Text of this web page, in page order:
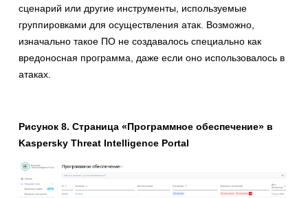
сценарий или другие инструменты, используемые
группировками для осуществления атак. Возможно,
изначально такое ПО не создавалось специально как
вредоносная программа, даже если оно использовалось в
атаках.
Рисунок 8. Страница «Программное обеспечение» в
Kaspersky Threat Intelligence Portal